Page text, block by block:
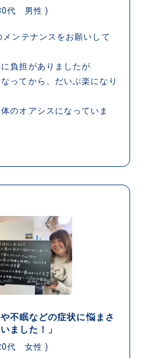
代 男性 )
ンテナンスをお願いして
負担がありましたが
ってから、だいぶ楽になり
のオアシスになっていま
不眠などの症状に悩まさ
ました！」
代 女性 )